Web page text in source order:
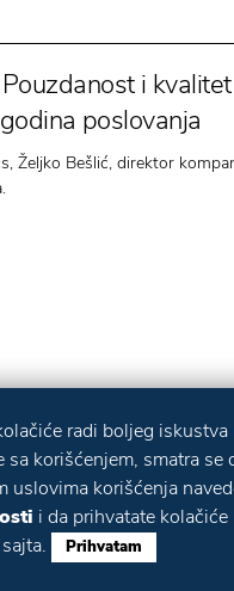
i
poslovanja
Željko Bešlić, direktor
radi boljeg iskustva
korišćenjem, smatra se
uslovima korišćenja
i da prihvatate kolačiće
Prihvatam